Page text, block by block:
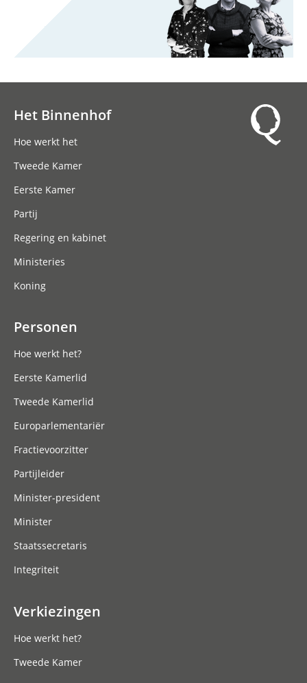
Het Binnenhof
Hoe werkt het
Tweede Kamer
Eerste Kamer
Partij
Regering en kabinet
Ministeries
Koning
Personen
Hoe werkt het?
Eerste Kamerlid
Tweede Kamerlid
Europarlementariër
Fractievoorzitter
Partijleider
Minister-president
Minister
Staatssecretaris
Integriteit
Verkiezingen
Hoe werkt het?
Tweede Kamer